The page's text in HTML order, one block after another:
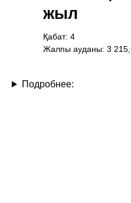
жыл
Қабат: 4
Жалпы ауданы: 3
Подробнее: